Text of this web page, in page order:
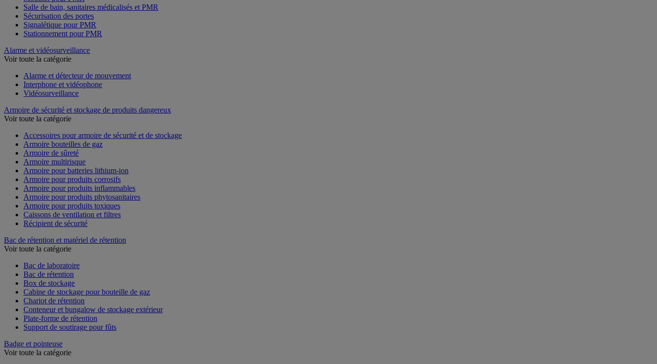
Salle de bain, sanitaires médicalisés et PMR
Sécurisation des portes
Signalétique pour PMR
Stationnement pour PMR
Alarme et vidéosurveillance
Voir toute la catégorie
Alarme et détecteur de mouvement
Interphone et vidéophone
Vidéosurveillance
Armoire de sécurité et stockage de produits dangereux
Voir toute la catégorie
Accessoires pour armoire de sécurité et de stockage
Armoire bouteilles de gaz
Armoire de sûreté
Armoire multirisque
Armoire pour batteries lithium-ion
Armoire pour produits corrosifs
Armoire pour produits inflammables
Armoire pour produits phytosanitaires
Armoire pour produits toxiques
Caissons de ventilation et filtres
Récipient de sécurité
Bac de rétention et matériel de rétention
Voir toute la catégorie
Bac de laboratoire
Bac de rétention
Box de stockage
Cabine de stockage pour bouteille de gaz
Chariot de rétention
Conteneur et bungalow de stockage extérieur
Plate-forme de rétention
Support de soutirage pour fûts
Badge et pointeuse
Voir toute la catégorie